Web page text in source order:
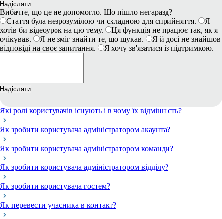
Надіслати
Вибачте, що це не допомогло. Що пішло негаразд?
Стаття була незрозумілою чи складною для сприйняття.
Я
хотів би відеоурок на цю тему.
Ця функція не працює так, як я
очікував.
Я не зміг знайти те, що шукав.
Я й досі не знайшов
відповіді на своє запитання.
Я хочу зв'язатися із підтримкою.
Надіслати
Які ролі користувачів існують і в чому їх відмінність?
Як зробити користувача адміністратором акаунта?
Як зробити користувача адміністратором команди?
Як зробити користувача адміністратором відділу?
Як зробити користувача гостем?
Як перевести учасника в контакт?